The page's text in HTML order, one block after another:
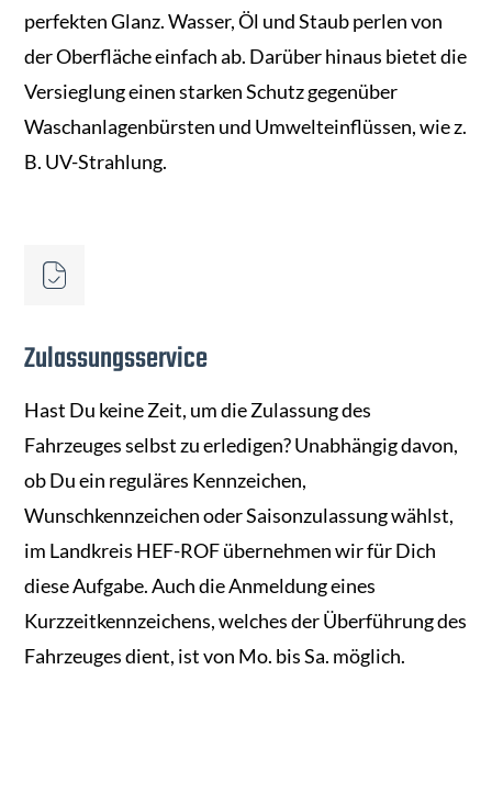
perfekten Glanz. Wasser, Öl und Staub perlen von
der Oberfläche einfach ab. Darüber hinaus bietet die
Versieglung einen starken Schutz gegenüber
Waschanlagenbürsten und Umwelteinflüssen, wie z.
B. UV-Strahlung.
Zulassungsservice
Hast Du keine Zeit, um die Zulassung des
Fahrzeuges selbst zu erledigen? Unabhängig davon,
ob Du ein reguläres Kennzeichen,
Wunschkennzeichen oder Saisonzulassung wählst,
im Landkreis HEF-ROF übernehmen wir für Dich
diese Aufgabe. Auch die Anmeldung eines
Kurzzeitkennzeichens, welches der Überführung des
Fahrzeuges dient, ist von Mo. bis Sa. möglich.